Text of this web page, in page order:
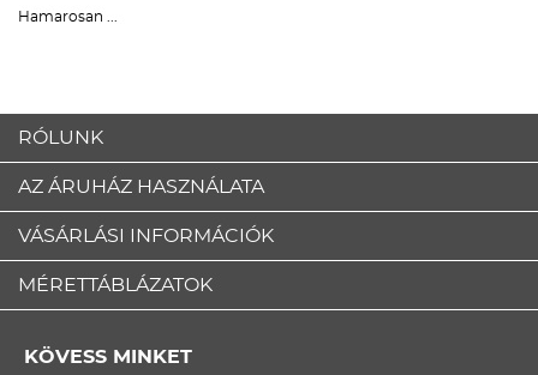
Hamarosan ...
RÓLUNK
AZ ÁRUHÁZ HASZNÁLATA
VÁSÁRLÁSI INFORMÁCIÓK
MÉRETTÁBLÁZATOK
KÖVESS MINKET